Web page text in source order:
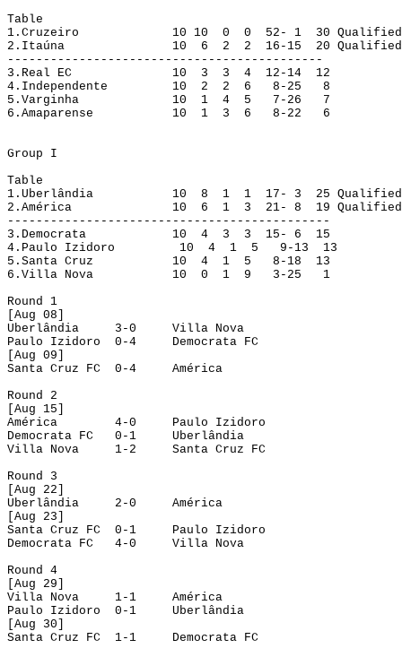
Table
1. Cruzeiro 10 10 0 0 52- 1 30 Qualified
2. Itaúna 10 6 2 2 16-15 20 Qualified
--------------------------------------------
3. Real EC 10 3 3 4 12-14
12
4. Independente 10 2 2 6 8-25
8
5. Varginha 10 1 4 5 7-26
7
6. Amaparense 10 1 3 6 8-22 6
Group I
Table
1. Uberlândia 10 8 1 1 17- 3 25 Qualified
2. América 10 6 1 3 21- 8 19 Qualified
---------------------------------------------
3. Democrata 10 4 3 3 15- 6
15
4. Paulo Izidoro 10 4 1 5 9-13
13
5. Santa Cruz 10 4 1 5 8-18
13
6. Villa Nova 10 0 1 9 3-25
1
Round 1
Aug 08]
Uberlândia
3-0
Villa Nova
Paulo Izidoro 0-4
Democrata FC
Aug 09]
Santa Cruz FC
0-4
América
Round 2
Aug 15]
América
4-0 Paulo Izidoro
Democrata FC
0-1
Uberlândia
Villa Nova
1-2
Santa Cruz FC
Round 3
Aug 22]
Uberlândia
2-0
América
Aug 23]
Santa Cruz FC
0-1 Paulo Izidoro
Democrata FC
4-0
Villa Nova
Round 4
Aug 29]
Villa Nova
1-1
América
Paulo Izidoro 0-1
Uberlândia
Aug 30]
Santa Cruz FC
1-1
Democrata FC